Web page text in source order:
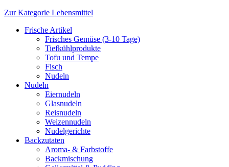
Zur Kategorie Lebensmittel
Frische Artikel
Frisches Gemüse (3-10 Tage)
Tiefkühlprodukte
Tofu und Tempe
Fisch
Nudeln
Nudeln
Eiernudeln
Glasnudeln
Reisnudeln
Weizennudeln
Nudelgerichte
Backzutaten
Aroma- & Farbstoffe
Backmischung